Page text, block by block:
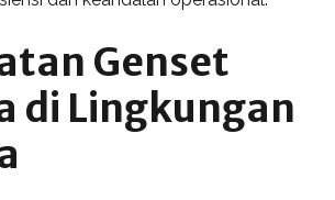
Genset
di Lingkungan